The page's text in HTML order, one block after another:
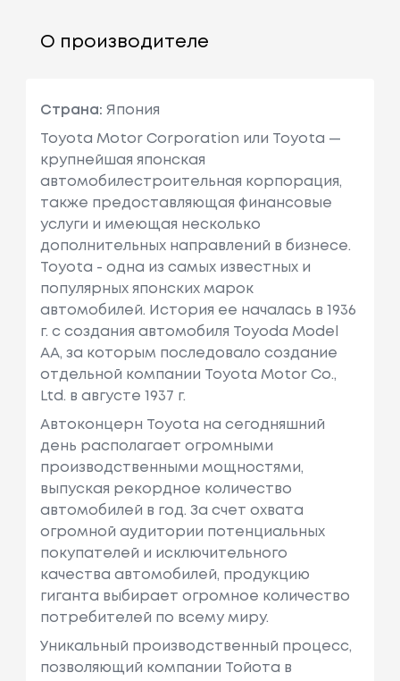
О производителе
Страна: Япония
Toyota Motor Corporation или Toyota —
крупнейшая японская
автомобилестроительная корпорация,
также предоставляющая финансовые
услуги и имеющая несколько
дополнительных направлений в бизнесе.
Toyota - одна из самых известных и
популярных японских марок
автомобилей. История ее началась в 1936
г. с создания автомобиля Toyoda Model
AA, за которым последовало создание
отдельной компании Toyota Motor Co.,
Ltd. в августе 1937 г.
Автоконцерн Toyota на сегодняшний
день располагает огромными
производственными мощностями,
выпуская рекордное количество
автомобилей в год. За счет охвата
огромной аудитории потенциальных
покупателей и исключительного
качества автомобилей, продукцию
гиганта выбирает огромное количество
потребителей по всему миру.
Уникальный производственный процесс,
позволяющий компании Тойота в